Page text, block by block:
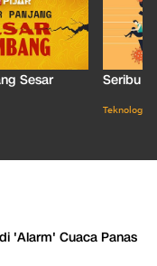
Sesar
Seribu
Teknologi
'Alarm' Cuaca Panas